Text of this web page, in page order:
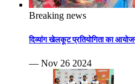
Breaking news
दिव्यांग खेलकूट प्रतियोगिता का
— Nov 26 2024